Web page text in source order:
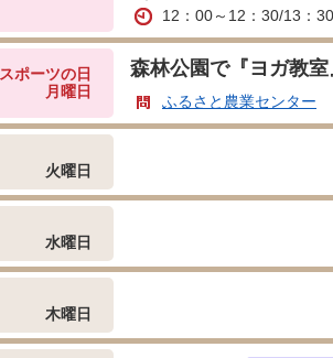
12：00～12：30/13：
スポーツの日
月曜日
森林公園で『ヨガ教
ふるさと農業センター
火曜日
水曜日
木曜日